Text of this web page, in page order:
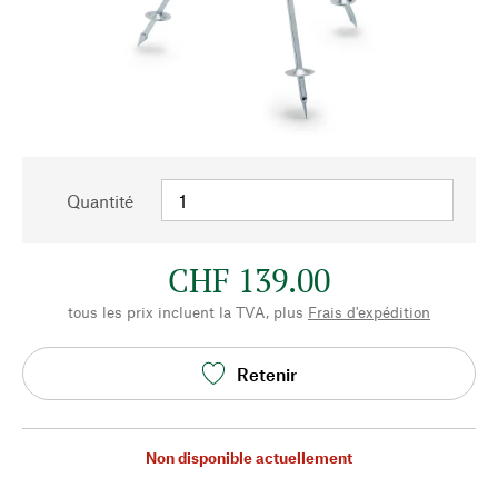
Quantité
CHF 139.00
tous les prix incluent la TVA, plus Frais d'expédition
Retenir
Non disponible actuellement